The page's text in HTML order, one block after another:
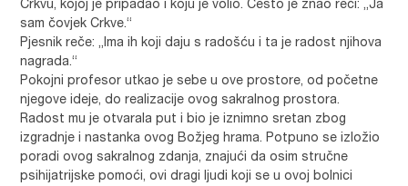
Crkvu, kojoj je pripadao i koju je volio. Često je znao reći: „Ja
sam čovjek Crkve.“
Pjesnik reče: „Ima ih koji daju s radošću i ta je radost njihova
nagrada.“
Pokojni profesor utkao je sebe u ove prostore, od početne
njegove ideje, do realizacije ovog sakralnog prostora.
Radost mu je otvarala put i bio je iznimno sretan zbog
izgradnje i nastanka ovog Božjeg hrama. Potpuno se izložio
poradi ovog sakralnog zdanja, znajući da osim stručne
psihijatrijske pomoći, ovi dragi ljudi koji se u ovoj bolnici